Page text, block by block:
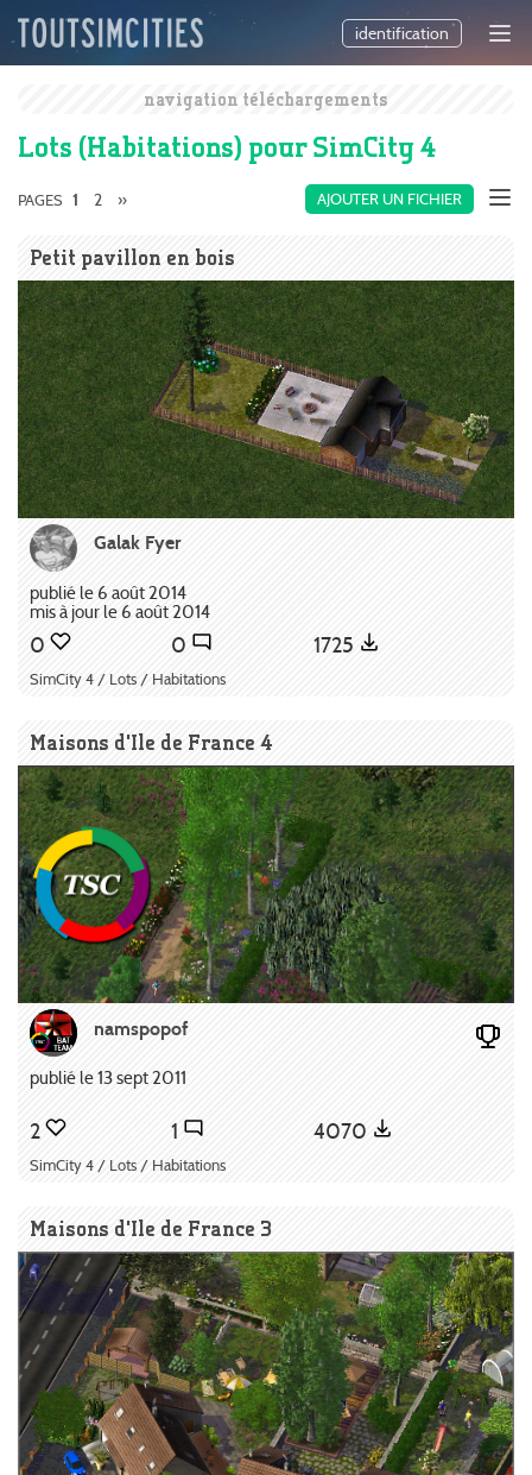
identification
navigation téléchargements
Lots (Habitations) pour SimCity 4
AJOUTER UN FICHIER
PAGES 1 2 »
Petit pavillon en bois
Galak Fyer
publié le 6 août 2014
mis à jour le 6 août 2014
0 0 1725
SimCity 4 / Lots / Habitations
Maisons d'Ile de France 4
namspopof
publié le 13 sept 2011
2 1 4070
SimCity 4 / Lots / Habitations
Maisons d'Ile de France 3